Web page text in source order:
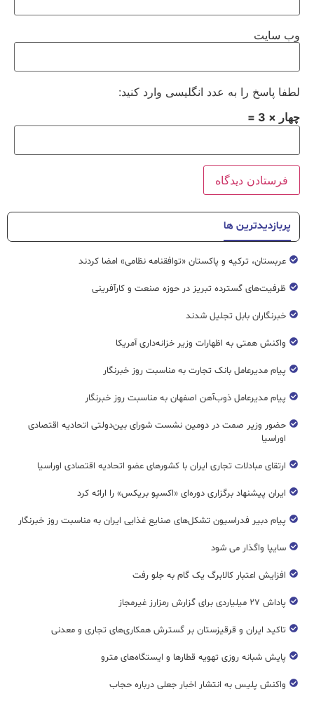
وب‌ سایت
لطفا پاسخ را به عدد انگلیسی وارد کنید:
چهار × 3 =
پربازدیدترین ها
عربستان، ترکیه و پاکستان «توافقنامه نظامی» امضا کردند
ظرفیت‌های گسترده‌ تبریز در حوزه صنعت و کارآفرینی
خبرنگاران بابل تجلیل شدند
واکنش همتی به اظهارات وزیر خزانه‌داری آمریکا
پیام مدیرعامل بانک تجارت به مناسبت روز خبرنگار
پیام مدیرعامل ذوب‌آهن اصفهان به مناسبت روز خبرنگار
حضور وزیر صمت در دومین نشست شورای بین‌دولتی اتحادیه اقتصادی
اوراسیا
ارتقای مبادلات تجاری ایران با کشورهای عضو اتحادیه اقتصادی اوراسیا
ایران پیشنهاد برگزاری دوره‌ای «اکسپو بریکس» را ارائه کرد
پیام دبیر فدراسیون تشکل‌های صنایع غذایی ایران به مناسبت روز خبرنگار
سایپا واگذار می شود
افزایش اعتبار کالابرگ یک گام به جلو رفت
پاداش ۲۷ میلیاردی برای گزارش رمزارز غیرمجاز
تاکید ایران و قرقیزستان بر گسترش همکاری‌های تجاری و معدنی
پایش شبانه روزی تهویه قطار‌ها و ایستگاه‌های مترو
واکنش پلیس به انتشار اخبار جعلی درباره حجاب